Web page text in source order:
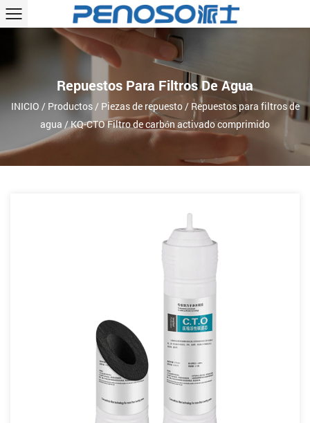
Repuestos Para Filtros De Agua
INICIO / Productos/ Piezas de repuesto/ Repuestos para filtros de
agua /KQ-CTO Filtro de carbón activado comprimido